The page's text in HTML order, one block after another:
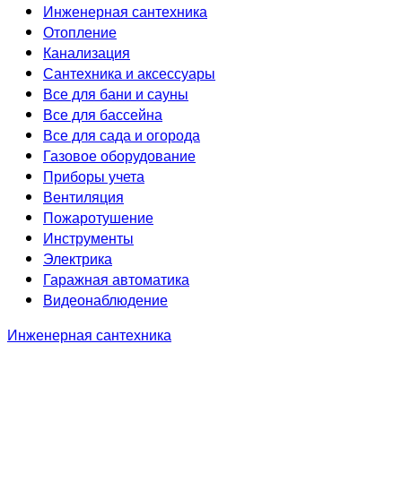
Инженерная сантехника
Отопление
Канализация
Сантехника и аксессуары
Все для бани и сауны
Все для бассейна
Все для сада и огорода
Газовое оборудование
Приборы учета
Вентиляция
Пожаротушение
Инструменты
Электрика
Гаражная автоматика
Видеонаблюдение
Инженерная сантехника